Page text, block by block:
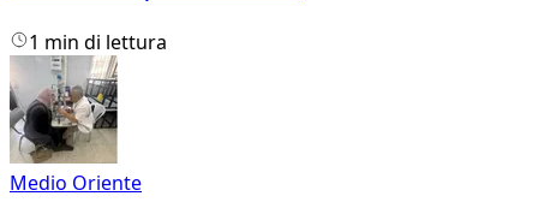
1 min di lettura
Medio Oriente